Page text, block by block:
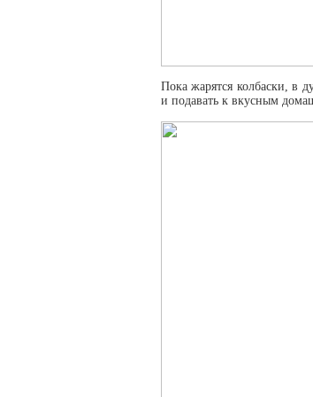
Пока жарятся колбаски, в
и подавать к вкусным